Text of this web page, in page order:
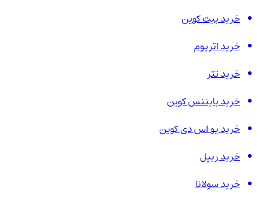
خرید بیت کوین
خرید اتریوم
خرید تتر
خرید بایننس کوین
خرید یو اس دی کوین
خرید ریپل
خرید سولانا